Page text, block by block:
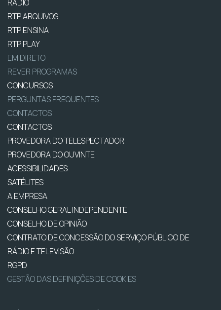
RÁDIO
RTP ARQUIVOS
RTP ENSINA
RTP PLAY
EM DIRETO
REVER PROGRAMAS
CONCURSOS
PERGUNTAS FREQUENTES
CONTACTOS
CONTACTOS
PROVEDORA DO TELESPECTADOR
PROVEDORA DO OUVINTE
ACESSIBILIDADES
SATÉLITES
A EMPRESA
CONSELHO GERAL INDEPENDENTE
CONSELHO DE OPINIÃO
CONTRATO DE CONCESSÃO DO SERVIÇO PÚBLICO DE
RÁDIO E TELEVISÃO
RGPD
GESTÃO DAS DEFINIÇÕES DE COOKIES